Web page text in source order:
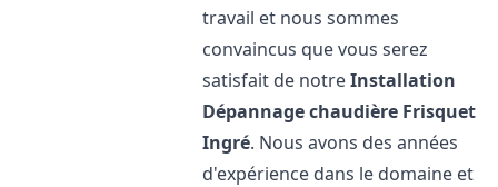
travail et nous sommes
convaincus que vous serez
satisfait de notreInstallation
Dépannage chaudière Frisquet
Ingré. Nous avons des années
d'expérience dans le domaine et